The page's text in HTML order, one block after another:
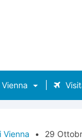
Vienna • 29